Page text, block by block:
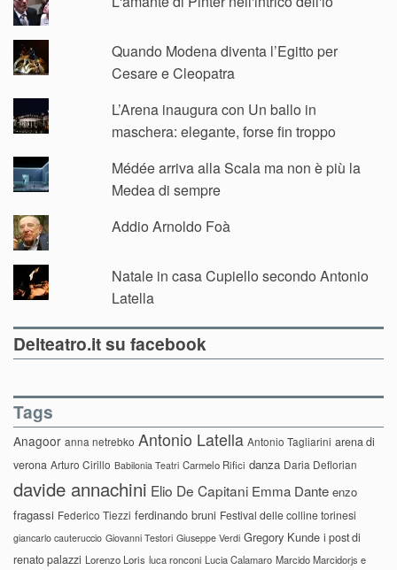
Quando Modena diventa l’Egitto per
Cesare e Cleopatra
L’Arena inaugura con Un ballo in
maschera: elegante, forse fin troppo
Médée arriva alla Scala ma non è più la
Medea di sempre
Addio Arnoldo Foà
Natale in casa Cupiello secondo Antonio
Latella
Delteatro.it su facebook
Tags
Anagoor anna netrebko Antonio Latella Antonio Tagliarini arena di
verona Arturo Cirillo Babilonia Teatri Carmelo Rifici danza Daria Deflorian
davide annachini Elio De Capitani Emma Dante enzo
fragassi Federico Tiezzi ferdinando bruni Festival delle colline torinesi
giancarlo cauteruccio Giovanni Testori Giuseppe Verdi Gregory Kunde i post di
renato palazzi Lorenzo Loris luca ronconi Lucia Calamaro Marcido Marcidorjs e